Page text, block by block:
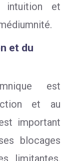
intuition et
et du
est
et au
important
blocages
limitantes.